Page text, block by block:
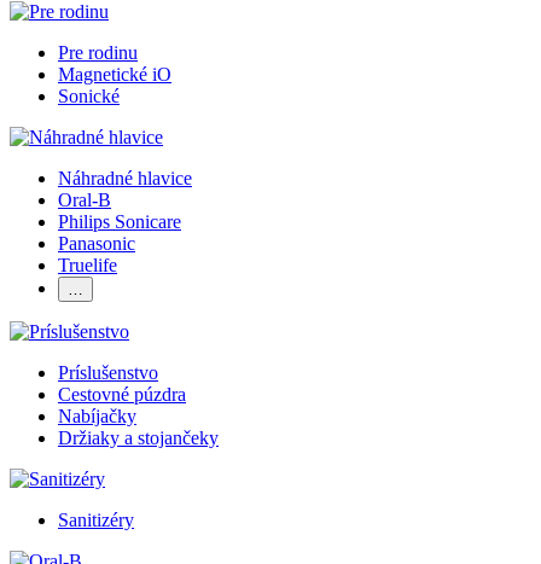
Pre rodinu
Magnetické iO
Sonické
Náhradné hlavice
Oral-B
Philips Sonicare
Panasonic
Truelife
…
Príslušenstvo
Cestovné púzdra
Nabíjačky
Držiaky a stojančeky
Sanitizéry